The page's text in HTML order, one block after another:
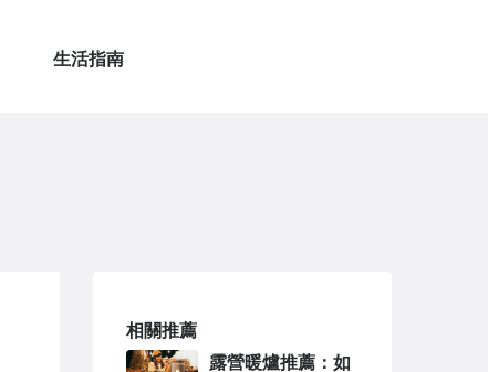
生活指南
相關推薦
露營暖爐推薦：如